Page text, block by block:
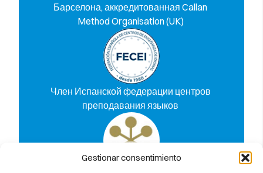
Gestionar consentimiento
Барселона, аккредитованная Callan
Method Organisation (UK)
Член Испанской федерации центров
преподавания языков